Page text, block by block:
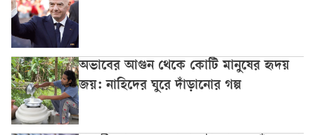
অভাবের আগুন থেকে কোটি মানুষের হৃদয়
জয়: নাহিদের ঘুরে দাঁড়ানোর গল্প